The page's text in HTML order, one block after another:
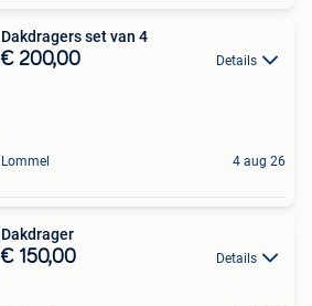
Dakdragers set van 4
€ 200,00 Details
Lommel 4 aug 26
Dakdrager
€ 150,00 Details